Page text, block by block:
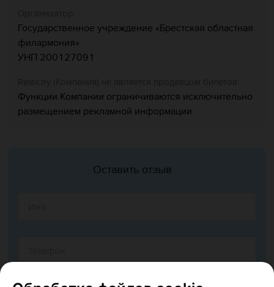
Государственное учреждение «Брестская областная
филармония»
УНП 200127091
Функции Компании ограничиваются исключительно
размещением рекламной информации
Оставить отзыв